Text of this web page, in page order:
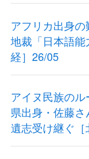
アフリカ出身
地裁「日本語
経］26/05
アイヌ民族の
県出身・佐藤
遺志受け継ぐ